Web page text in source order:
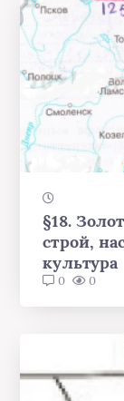
§18.
строй,
культура
0 0